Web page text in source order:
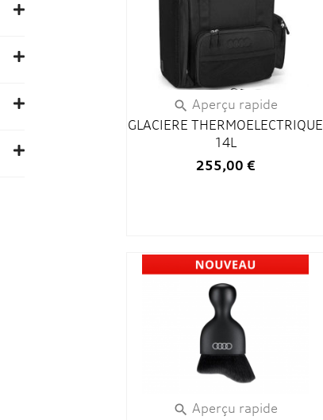
 Aperçu rapide
GLACIERE THERMOELECTRIQUE
14L
255,00 €
 Aperçu rapide